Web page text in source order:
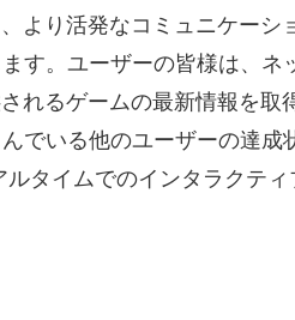
より活発なコミュニケーシ
す。ユーザーの皆様は、
れるゲームの最新情報を取
でいる他のユーザーの達成
タイムでのインタラクテ